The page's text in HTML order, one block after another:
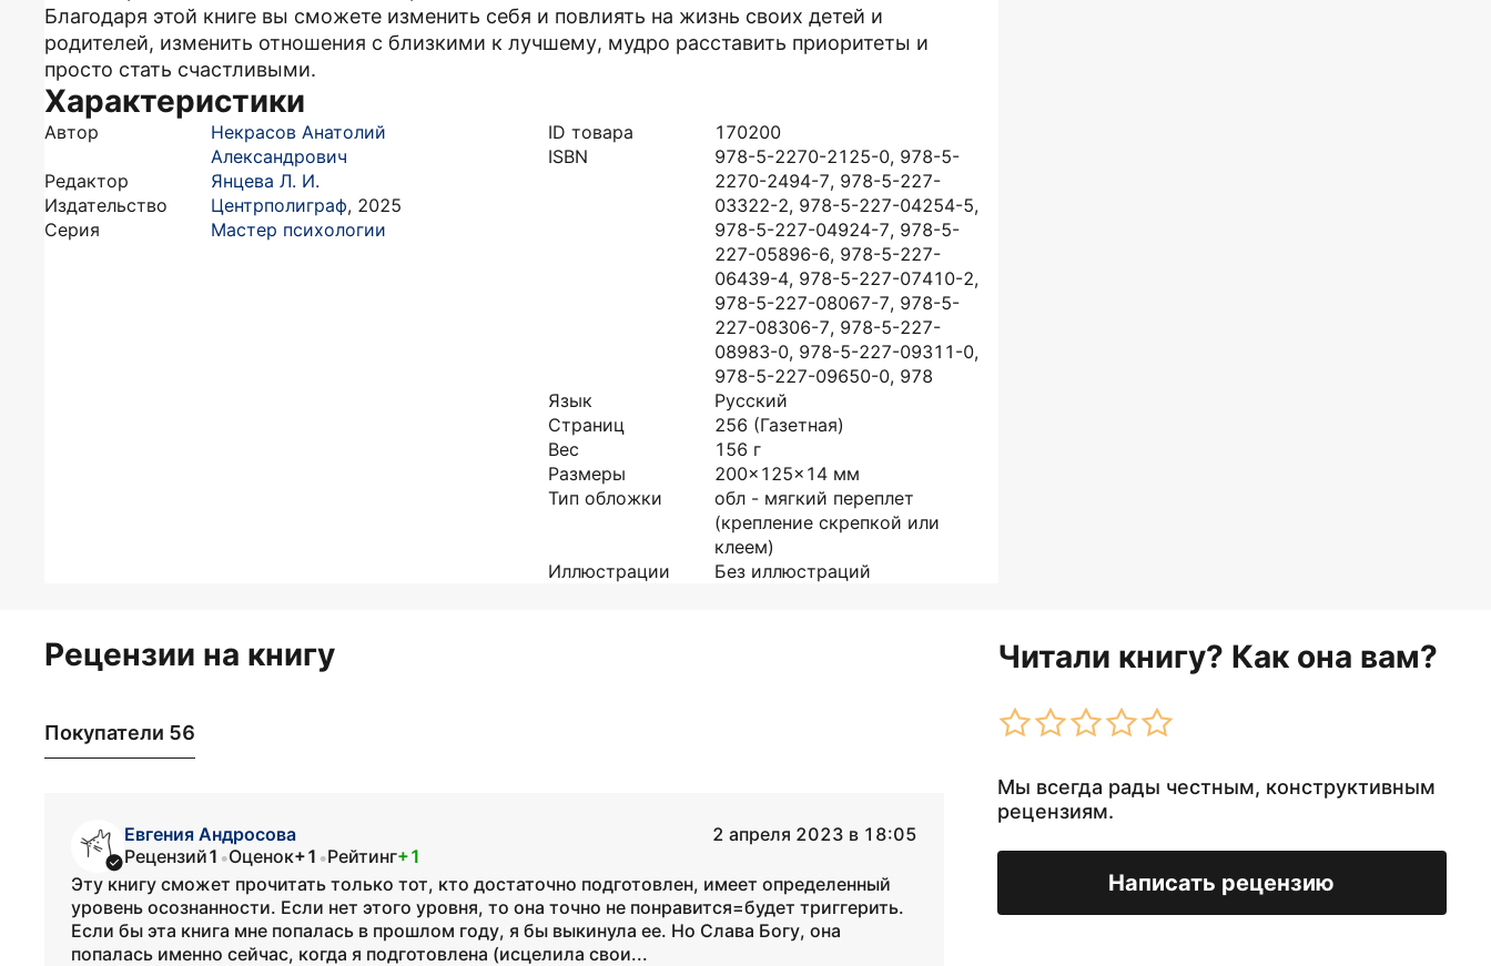
Благодаря этой книге вы сможете изменить себя и повлиять на жизнь своих детей и
родителей, изменить отношения с близкими к лучшему, мудро расставить приоритеты и
просто стать счастливыми.
Характеристики
Автор
Некрасов Анатолий
Александрович
Редактор
Янцева Л. И.
Издательство
Центрполиграф, 2025
Серия
Мастер психологии
ID товара
170200
ISBN
978-5-2270-2125-0, 978-5-
2270-2494-7, 978-5-227-
03322-2, 978-5-227-04254-5,
978-5-227-04924-7, 978-5-
227-05896-6, 978-5-227-
06439-4, 978-5-227-07410-2,
978-5-227-08067-7, 978-5-
227-08306-7, 978-5-227-
08983-0, 978-5-227-09311-0,
978-5-227-09650-0, 978
Язык
Русский
Страниц
256 (Газетная)
Вес
156 г
Размеры
200x125x14 мм
Тип обложки
обл - мягкий переплет
(крепление скрепкой или
клеем)
Иллюстрации
Без иллюстраций
Рецензии на книгу Читали книгу? Как она вам?
Мы всегда рады честным, конструктивным
рецензиям.
Написать рецензию
Покупатели 56
Евгения Андросова
2 апреля 2023 в 18:05
Рецензий1 •Оценок+1 •Рейтинг+1
Эту книгу сможет прочитать только тот, кто достаточно подготовлен, имеет определенный
уровень осознанности. Если нет этого уровня, то она точно не понравится=будет триггерить.
Если бы эта книга мне попалась в прошлом году, я бы выкинула ее. Но Слава Богу, она
попалась именно сейчас, когда я подготовлена (исцелила свои...